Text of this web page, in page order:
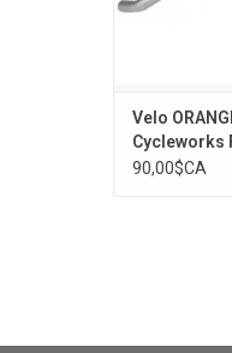
Velo
Cycleworks
90,00$CA